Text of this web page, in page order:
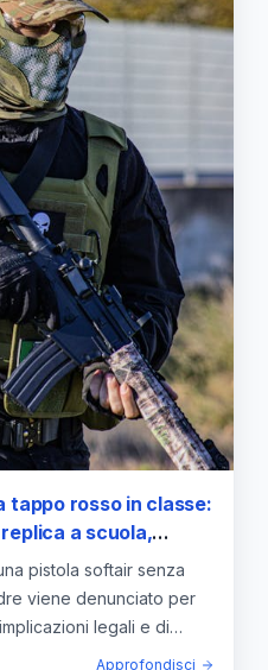
tappo rosso in classe:
a scuola,
abusivo di armi
pistola softair senza
viene denunciato per
legali e di
Approfondisci